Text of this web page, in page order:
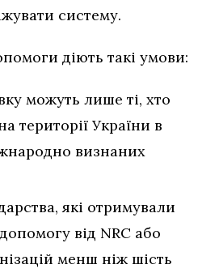
систему.
діють такі умови:
можуть лише ті, хто
території України в
визнаних
які отримували
від NRC або
менш ніж шість